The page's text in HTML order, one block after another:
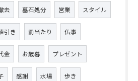
去 墓石処分 営業 スタイル
引き 罰当たり 仏事
金 お歳暮 プレゼント
感謝 水場 歩き